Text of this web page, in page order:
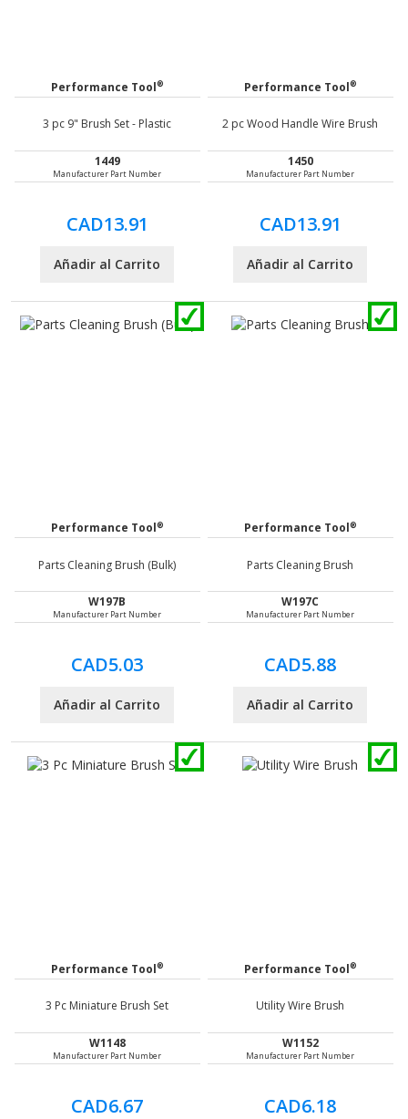
Performance Tool®
3 pc 9" Brush Set - Plastic
1449
Manufacturer Part Number
CAD13.91
Añadir al Carrito
Performance Tool®
2 pc Wood Handle Wire Brush
1450
Manufacturer Part Number
CAD13.91
Añadir al Carrito
Performance Tool®
Parts Cleaning Brush (Bulk)
W197B
Manufacturer Part Number
CAD5.03
Añadir al Carrito
Performance Tool®
Parts Cleaning Brush
W197C
Manufacturer Part Number
CAD5.88
Añadir al Carrito
Performance Tool®
3 Pc Miniature Brush Set
W1148
Manufacturer Part Number
CAD6.67
Performance Tool®
Utility Wire Brush
W1152
Manufacturer Part Number
CAD6.18